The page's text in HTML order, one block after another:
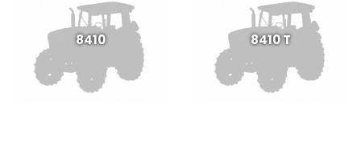
8410 8410 T